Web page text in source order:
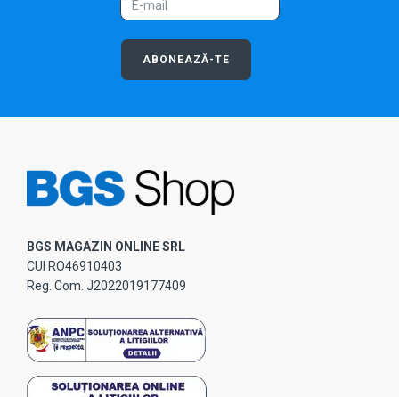
ABONEAZĂ-TE
BGS MAGAZIN ONLINE SRL
CUI RO46910403
Reg. Com. J2022019177409